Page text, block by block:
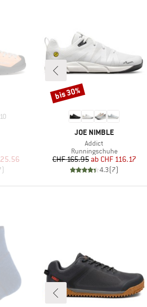
10
Preis
)
MARKE
JOE NIMBLE
Artikel
Addict
Produktgruppe
Runningschuhe
Preis
CHF 165.95 reduzierter Preis
ab CHF 116.17
4.3(7)
Rabatt
bis 30%